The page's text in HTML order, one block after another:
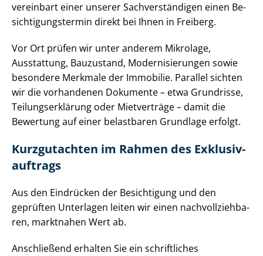
vereinbart einer unserer Sach­ver­stän­di­gen einen Be­
sich­ti­gungs­ter­min direkt bei Ihnen in Freiberg.
Vor Ort prüfen wir unter anderem Mikrolage,
Ausstattung, Bauzustand, Mo­der­ni­sie­run­gen sowie
besondere Merkmale der Immobilie. Parallel sichten
wir die vorhandenen Dokumente – etwa Grundrisse,
Tei­lungs­er­klä­rung oder Mietverträge – damit die
Bewertung auf einer belastbaren Grundlage erfolgt.
Kurzgutachten im Rahmen des Ex­klu­siv­
auf­trags
Aus den Eindrücken der Besichtigung und den
geprüften Unterlagen leiten wir einen nach­voll­zieh­ba­
ren, marktnahen Wert ab.
Anschließend erhalten Sie ein schriftliches